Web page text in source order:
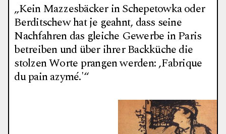
„Kein Mazzesbäcker in Schepetowka oder
Berditschew hat je geahnt, dass seine
Nachfahren das gleiche Gewerbe in Paris
betreiben und über ihrer Backküche die
stolzen Worte prangen werden: ‚Fabrique
du pain azymé.'“